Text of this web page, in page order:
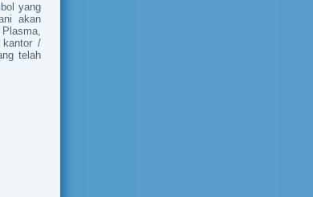
yang
akan
kantor /
telah